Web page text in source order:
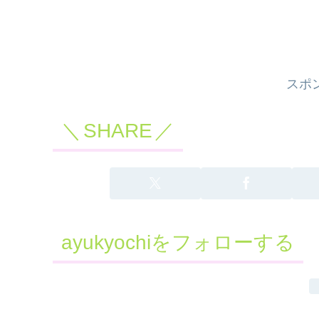
スポ
SHARE
ayukyochiをフォローする